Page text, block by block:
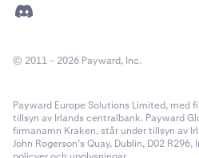
© 2011 – 2026 Payward, Inc.
Payward Europe Solutions Limited, med
tillsyn av Irlands centralbank. Payward
firmanamn Kraken, står under tillsyn av
John Rogerson’s Quay, Dublin, D02 R296,